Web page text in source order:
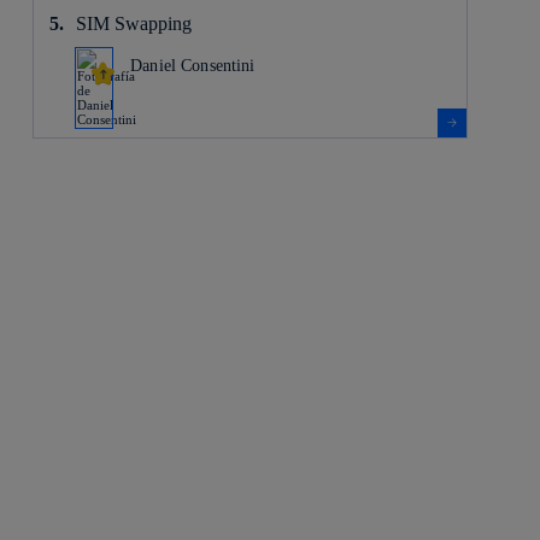
SIM Swapping
Daniel Consentini